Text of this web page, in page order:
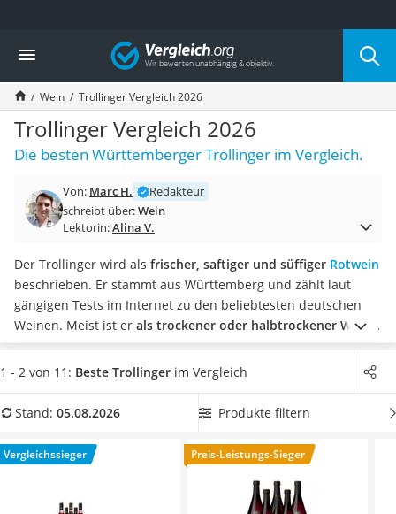
Die beliebtesten Vergleiche nach Kategorie
Lebensmittel
Schwarzkümmelöl
Knäckebrot
Schwarzkümmelöl-Kapseln
Manukahonig
Eiklar
Balsamico-Essig
Schwarzkümmelöl bio
Honig
Gemüsebrühe
Eiskaffee-Pulver
Irischer Whiskey
Grapefruitkernextrakt
Matcha-Set
MCT-Öl
Erythrit
Müsli ohne Zuckerzusatz
Vergleich
Wein Trollinger Vergleich 2026
Trollinger Vergleich 2026
Die besten Württemberger Trollinger im Vergleich.
Von: Marc H.
Redakteur
schreibt über:Wein
Lektorin:Alina V.
Der Trollinger wird als frischer, saftiger und süffiger Rotwein
beschrieben. Er stammt aus Württemberg und zählt laut
gängigen Tests im Internet zu den beliebtesten deutschen
Weinen. Meist ist er als trockener oder halbtrockener Wein
zu finden, der einen Alkoholgehalt zwischen 11 und 13 Vol.-%
aufweist.
Wählen Sie jetzt einenTrollinger mit
Weinflasche besonders einfach öffnen zu können. Überzeugt
Weingärtner Muskattrollinger Rosé* mit seinen
Eigenschaften.
1 - 2 von 11: Beste Trollinger im Vergleich
Stand: 05.08.2026 Produkte filtern
Vergleichssieger Preis-Leistungs-Sieger